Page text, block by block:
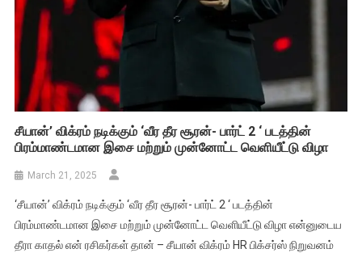
சீயான்’ விக்ரம் நடிக்கும் ‘வீர தீர சூரன்- பார்ட் 2 ‘ படத்தின்
பிரம்மாண்டமான இசை மற்றும் முன்னோட்ட வெளியீட்டு விழா
March 21, 2025
‘சீயான்’ விக்ரம் நடிக்கும் ‘வீர தீர சூரன்- பார்ட் 2 ‘ படத்தின்
பிரம்மாண்டமான இசை மற்றும் முன்னோட்ட வெளியீட்டு விழா என்னுடைய
தீரா காதல் என் ரசிகர்கள் தான் – சீயான் விக்ரம் HR பிக்சர்ஸ் நிறுவனம்